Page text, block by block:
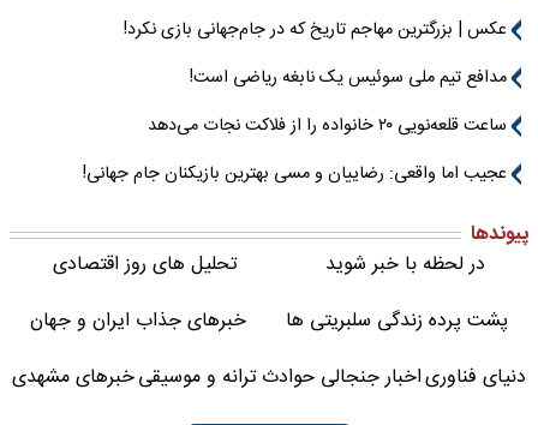
عکس | بزرگترین مهاجم تاریخ که در جام‌جهانی بازی نکرد!
مدافع تیم ملی سوئیس یک نابغه ریاضی است!
ساعت قلعه‌نویی ۲۰ خانواده را از فلاکت نجات می‌دهد
عجیب اما واقعی: رضاییان و مسی بهترین بازیکنان جام جهانی!
پیوندها
در لحظه با خبر شوید
تحلیل های روز اقتصادی
پشت پرده زندگی سلبریتی ها
خبرهای جذاب ایران و جهان
دنیای فناوریاخبار جنجالی حوادثترانه و موسیقیخبرهای مشهدی